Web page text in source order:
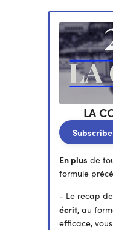
LA
En plus de
formule
- Le recap de
écrit, au
efficace,